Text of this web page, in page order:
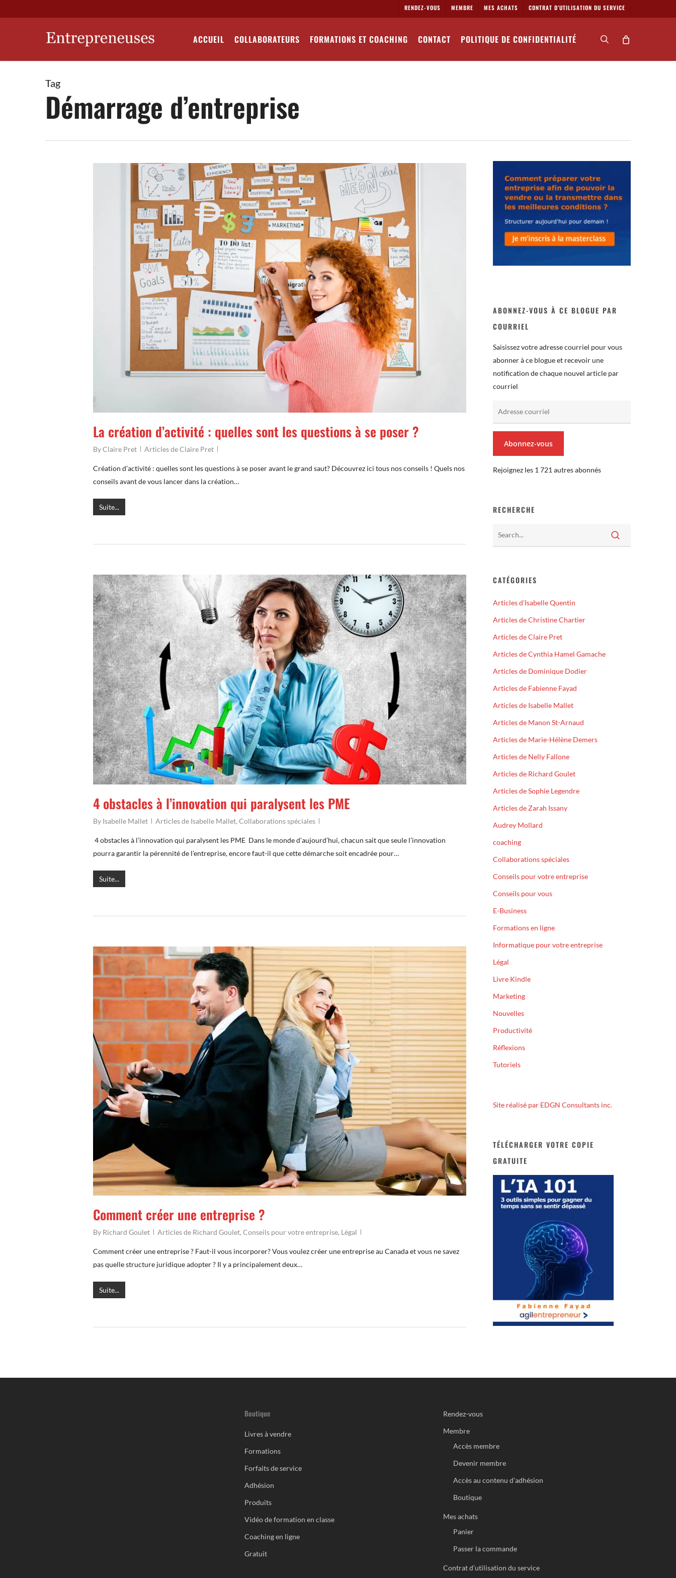
to
RENDEZ-VOUS MEMBRE MES ACHATS CONTRAT D’UTILISATION DU SERVICE
ACCUEIL COLLABORATEURS FORMATIONS ET COACHING CONTACT POLITIQUE DE CONFIDENTIALITÉ search
Tag
Démarrage d’entreprise
La création d’activité : quelles sont les questions à se poser ?
ByClaire Pret Articles de Claire Pret
Création d’activité : quelles sont les questions à se poser avant le grand saut? Découvrez ici tous nos conseils ! Quels nos
conseils avant de vous lancer dans la création…
Suite...
4 obstacles à l’innovation qui paralysent les PME
By Isabelle Mallet Articles de Isabelle Mallet, Collaborations spéciales
4 obstacles à l’innovation qui paralysent les PME Dans le monde d’aujourd’hui, chacun sait que seule l’innovation
pourra garantir la pérennité de l’entreprise, encore faut-il que cette démarche soit encadrée pour…
Suite...
Comment créer une entreprise ?
By Richard Goulet Articles de Richard Goulet, Conseils pour votre entreprise, Légal
Comment créer une entreprise ? Faut-il vous incorporer? Vous voulez créer une entreprise au Canada et vous ne savez
pas quelle structure juridique adopter ? Il y a principalement deux…
Suite...
ABONNEZ-VOUS À CE BLOGUE PAR
COURRIEL
Saisissez votre adresse courriel pour vous
abonner à ce blogue et recevoir une
notification de chaque nouvel article par
courriel
Abonnez-vous
Rejoignez les 1 721 autres abonnés
RECHERCHE
CATÉGORIES
Articles d'Isabelle Quentin
Articles de Christine Chartier
Articles de Claire Pret
Articles de Cynthia Hamel Gamache
Articles de Dominique Dodier
Articles de Fabienne Fayad
Articles de Isabelle Mallet
Articles de Manon St-Arnaud
Articles de Marie-Hélène Demers
Articles de Nelly Fallone
Articles de Richard Goulet
Articles de Sophie Legendre
Articles de Zarah Issany
Audrey Mollard
coaching
Collaborations spéciales
Conseils pour votre entreprise
Conseils pour vous
E-Business
Formations en ligne
Informatique pour votre entreprise
Légal
Livre Kindle
Marketing
Nouvelles
Productivité
Réflexions
Tutoriels
Site réalisé par EDGN Consultants inc.
TÉLÉCHARGER VOTRE COPIE
GRATUITE
Boutique
Livres à vendre
Formations
Forfaits de service
Adhésion
Produits
Vidéo de formation en classe
Coaching en ligne
Gratuit
Rendez-vous
Membre
Accès membre
Devenir membre
Accès au contenu d’adhésion
Boutique
Mes achats
Panier
Passer la commande
Contrat d’utilisation du service